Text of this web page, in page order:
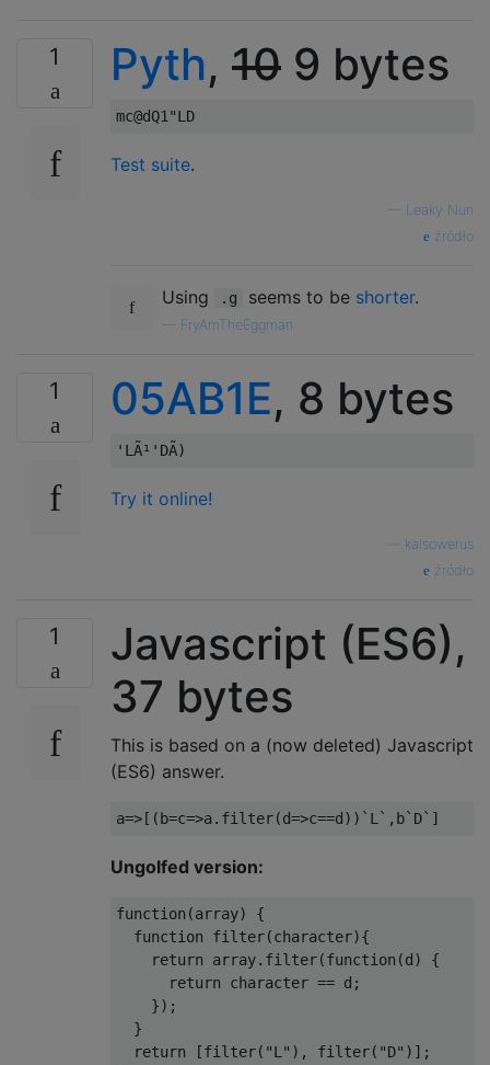
1 Pyth, 10 9 bytes
Test suite.
Leaky Nun
źródło
Using .g seems to be shorter.
FryAmTheEggman
1 05AB1E, 8 bytes
Try it online!
kalsowerus
źródło
1
Javascript (ES6),
37 bytes
This is based on a (now deleted) Javascript
(ES6) answer.
a=>[( b=c=>a. filter(d=>c==d ))` L `, b` D`]
Ungolfed version:
function (array)
{
function filter(character){
return array. filter(function (d )
{
return character == d ;
});
}
return
[filter( "L" ), filter( "D" )];